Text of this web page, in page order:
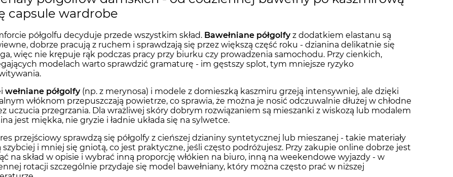
capsule wardrobe
półgolfu decyduje przede wszystkim skład. Bawełniane półgolfyz dodatkiem elastanu są
dobrze pracują z ruchem i sprawdzają się przez większą część roku - dzianina delikatnie się
więc nie krępuje rąk podczas pracy przy biurku czy prowadzenia samochodu. Przy cienkich,
modelach warto sprawdzić gramaturę - im gęstszy splot, tym mniejsze ryzyko
wełniane półgolfy(np. z merynosa) i modele z domieszką kaszmiru grzeją intensywniej, ale dzięki
włóknom przepuszczają powietrze, co sprawia, że można je nosić odczuwalnie dłużej w chłodne
uczucia przegrzania. Dla wrażliwej skóry dobrym rozwiązaniem są mieszanki z wiskozą lub modalem
jest miękka, nie gryzie i ładnie układa się na sylwetce.
przejściowy sprawdzą się półgolfy z cieńszej dzianiny syntetycznej lub mieszanej - takie materiały
szybciej i mniej się gniotą, co jest praktyczne, jeśli często podróżujesz. Przy zakupie online dobrze jest
na skład w opisie i wybrać inną proporcję włókien na biuro, inną na weekendowe wyjazdy - w
rotacji szczególnie przydaje się model bawełniany, który można często prać w niższej